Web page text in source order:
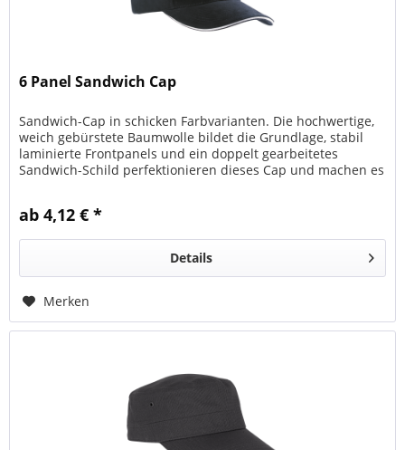
6 Panel Sandwich Cap
Sandwich-Cap in schicken Farbvarianten. Die hochwertige,
weich gebürstete Baumwolle bildet die Grundlage, stabil
laminierte Frontpanels und ein doppelt gearbeitetes
Sandwich-Schild perfektionieren dieses Cap und machen es
ab 4,12 € *
Details
Merken